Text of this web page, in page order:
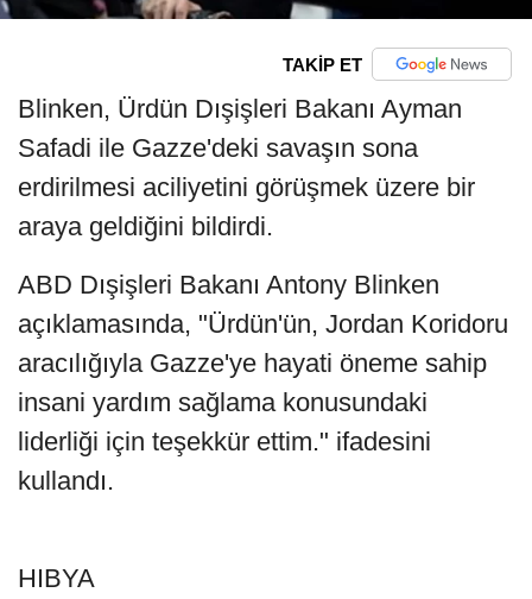
TAKİP ET
Blinken, Ürdün Dışişleri Bakanı Ayman
Safadi ile Gazze'deki savaşın sona
erdirilmesi aciliyetini görüşmek üzere bir
araya geldiğini bildirdi.
ABD Dışişleri Bakanı Antony Blinken
açıklamasında, "Ürdün'ün, Jordan Koridoru
aracılığıyla Gazze'ye hayati öneme sahip
insani yardım sağlama konusundaki
liderliği için teşekkür ettim." ifadesini
kullandı.
HIBYA